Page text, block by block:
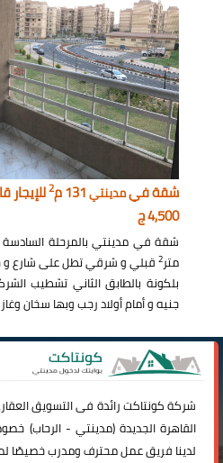
شقة فيمدينتي 2
4,500 ج
شقة في مدينتي بالمرحلة
متر2
جنيه و أمام أولاد رجب وبها سخان وغاز و 3
شركةكونتاكترائدة فى التسويق
القاهرة الجديدة (مدينتي -الرحاب)
لدينا فريق عمل محترف ومدرب خصيصًا